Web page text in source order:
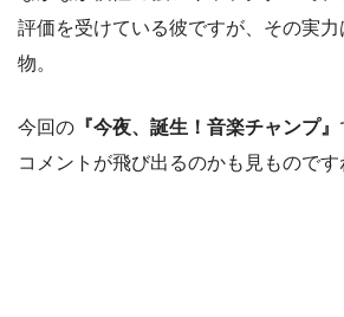
評価を受けている彼ですが、その実
物。
今回の 『今夜、誕生！音楽チャンプ』
コメントが飛び出るのかも見ものです